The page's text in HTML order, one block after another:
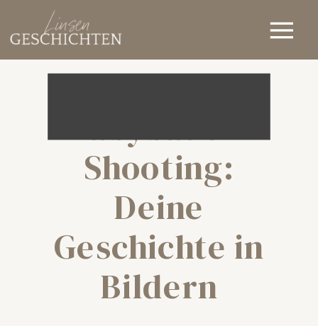
Babybauch-
Shooting:
Deine
Geschichte in
Bildern